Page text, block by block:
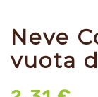
Neve
vuota